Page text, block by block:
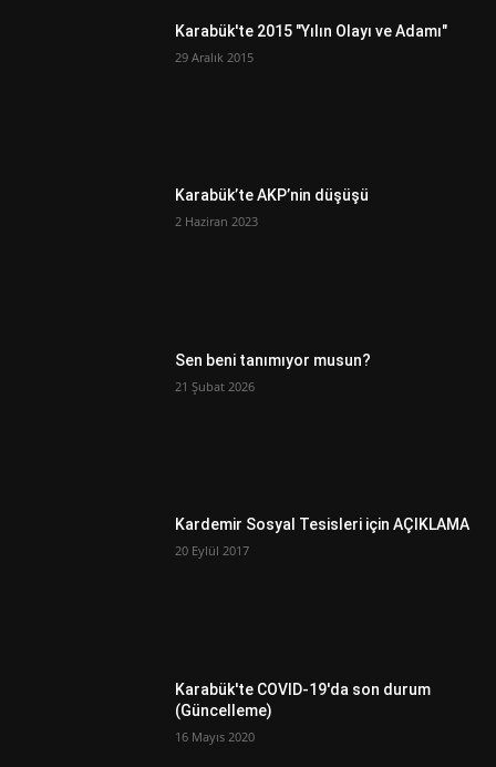
Karabük'te 2015 "Yılın Olayı ve Adamı"
29 Aralık 2015
Karabük’te AKP’nin düşüşü
2 Haziran 2023
Sen beni tanımıyor musun?
21 Şubat 2026
Kardemir Sosyal Tesisleri için AÇIKLAMA
20 Eylül 2017
Karabük'te COVID-19'da son durum
(Güncelleme)
16 Mayıs 2020